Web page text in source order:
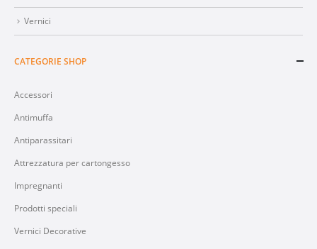
Vernici
CATEGORIE SHOP
Accessori
Antimuffa
Antiparassitari
Attrezzatura per cartongesso
Impregnanti
Prodotti speciali
Vernici Decorative